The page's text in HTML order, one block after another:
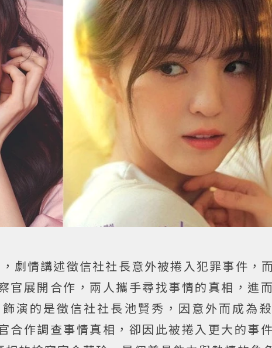
劇情講述徵信社社長意外被捲入犯罪事件，
官展開合作，兩人攜手尋找事情的真相，進
演的是徵信社社長池賢秀，因意外而成為
合作調查事情真相，卻因此被捲入更大的事